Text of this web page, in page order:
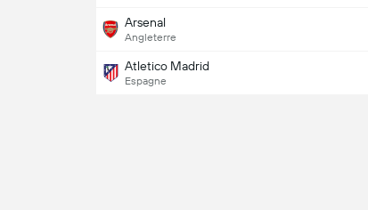
Arsenal
Angleterre
Atletico Madrid
Espagne